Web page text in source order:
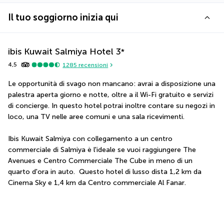
Il tuo soggiorno inizia qui
ibis Kuwait Salmiya Hotel 3*
4,5 1285 recensioni
Le opportunità di svago non mancano: avrai a disposizione una
palestra aperta giorno e notte, oltre a il Wi-Fi gratuito e servizi
di concierge. In questo hotel potrai inoltre contare su negozi in
loco, una TV nelle aree comuni e una sala ricevimenti.
Ibis Kuwait Salmiya con collegamento a un centro
commerciale di Salmiya è l'ideale se vuoi raggiungere The
Avenues e Centro Commerciale The Cube in meno di un
quarto d'ora in auto.  Questo hotel di lusso dista 1,2 km da
Cinema Sky e 1,4 km da Centro commerciale Al Fanar.